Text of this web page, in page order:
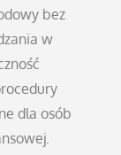
bez
w
dla osób